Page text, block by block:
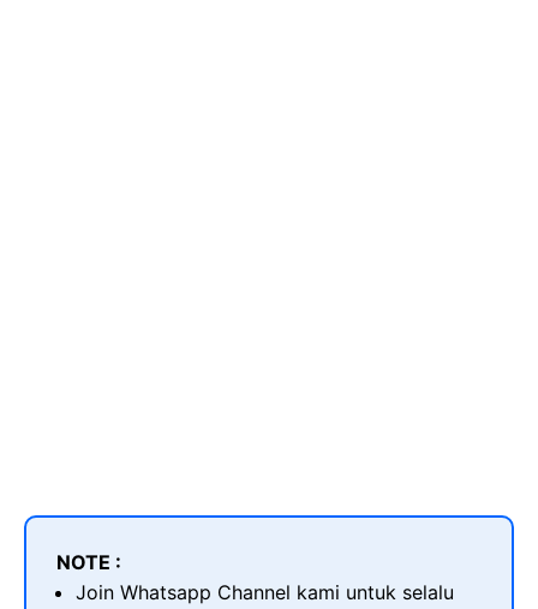
NOTE :
Join Whatsapp Channel kami untuk selalu